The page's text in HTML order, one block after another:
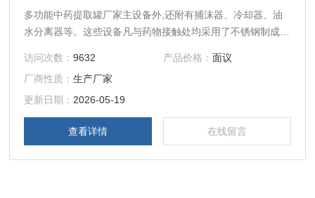
多功能中药提取罐厂家主设备外,还附有捕沫器、冷却器、油
水分离器等。这些设备凡与药物接触处均采用了不锈钢制成,
设备使用寿命长。
访问次数：9632 产品价格： 面议
厂商性质：生产厂家
更新日期： 2026-05-19
查看详情 在线留言